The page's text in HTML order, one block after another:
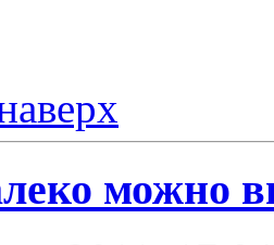
можно